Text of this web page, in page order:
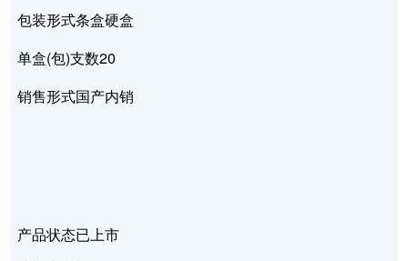
包装形式条盒硬盒
单盒(包)支数20
销售形式国产内销
产品状态已上市